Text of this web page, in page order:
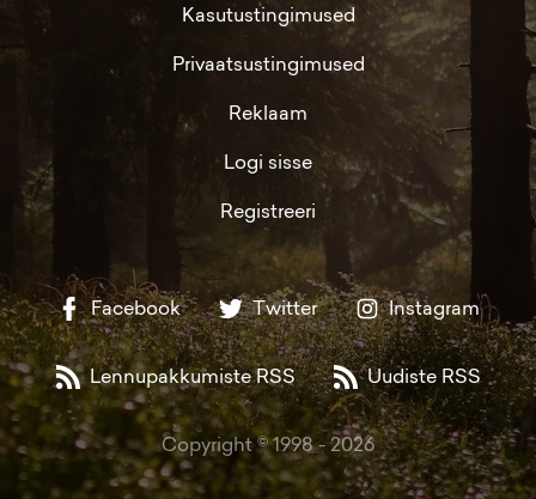
Kasutustingimused
Privaatsustingimused
Reklaam
Logi sisse
Registreeri
Facebook Twitter Instagram
Lennupakkumiste RSS Uudiste RSS
Copyright © 1998 -2026